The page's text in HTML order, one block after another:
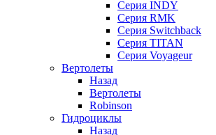
Серия INDY
Серия RMK
Серия Switchback
Серия TITAN
Серия Voyageur
Вертолеты
Назад
Вертолеты
Robinson
Гидроциклы
Назад